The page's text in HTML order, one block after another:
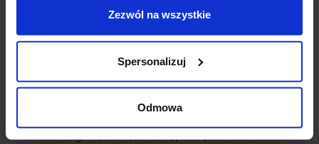
Zezwól na wszystkie
Spersonalizuj
Odmowa
REDLUX TRICA R13371, R13372to prosta lampa
białym lub czarnym. Źródłem światła jest żarówka
GU10 o mocy 25W (brak w zestawie). Kinkiet posiada
możliwość dowolnego ustawienia reflektorka w dwóch
w układzie góra/dół (do 80º), co pozwala skierować